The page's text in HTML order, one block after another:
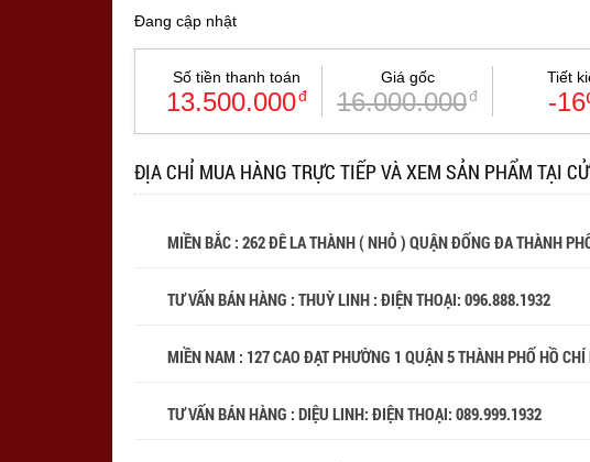
Đang cập nhật
Số tiền thanh toán
13.500.000đ
Giá gốc
16.000.000đ
Tiết
-
ĐỊA CHỈ MUA HÀNG TRỰC TIẾP VÀ XEM SẢN PHẨM TẠI
MIỀN BẮC : 262 ĐÊ LA THÀNH ( NHỎ ) QUẬN ĐỐNG ĐA THÀNH
TƯ VẤN BÁN HÀNG : THUỲ LINH : ĐIỆN THOẠI: 096.888.1932
MIỀN NAM : 127 CAO ĐẠT PHƯỜNG 1 QUẬN 5 THÀNH PHỐ HỒ
TƯ VẤN BÁN HÀNG : DIỆU LINH: ĐIỆN THOẠI: 089.999.1932